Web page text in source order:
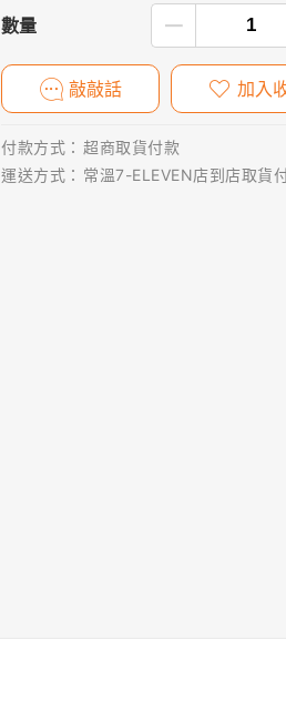
數量
敲敲話 加入
付款方式： 超商取貨付款
運送方式： 常溫7-ELEVEN店到店取貨